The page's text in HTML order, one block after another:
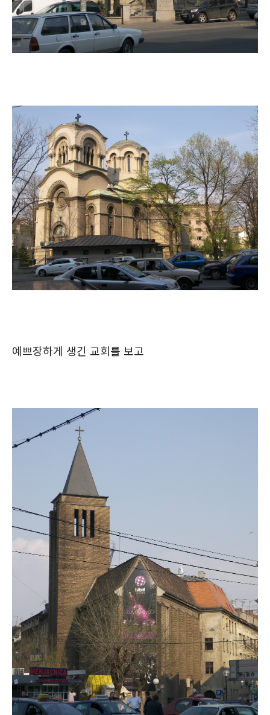
예쁘장하게 생긴 교회를 보고